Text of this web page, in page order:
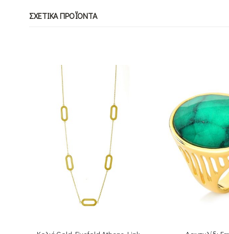
ΣΧΕΤΙΚΆ ΠΡΟΪΌΝΤΑ